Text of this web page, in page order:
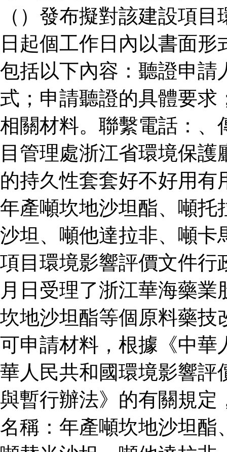
（）發布擬對該建設項
日起個工作日內以書面
包括以下內容：聽證申請
式；申請聽證的具體要求
相關材料。聯繫電話：、
目管理處浙江省環境保護
的持久性套套好不好用
年產噸坎地沙坦酯、噸托
沙坦、噸他達拉非、噸卡
項目環境影響評價文件行
月日受理了浙江華海藥
坎地沙坦酯等個原料藥技
可申請材料，根據《中華
華人民共和國環境影響評
與暫行辦法》的有關規定
名稱：年產噸坎地沙坦酯